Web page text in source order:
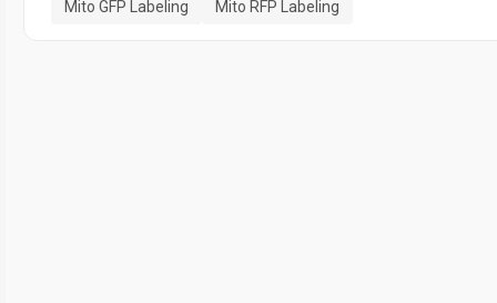
Mito GFP Labeling
Mito RFP Labeling